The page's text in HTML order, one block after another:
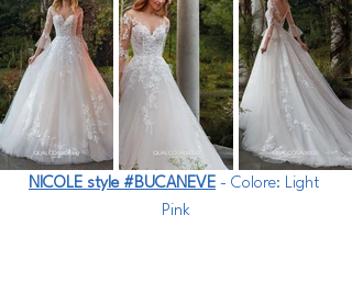
NICOLE style #BUCANEVE - Colore: Light
Pink